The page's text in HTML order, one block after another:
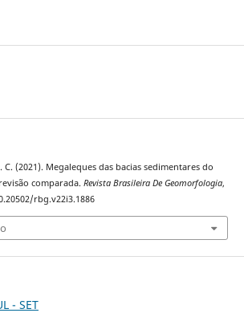
C. (2021). Megaleques das bacias sedimentares do
comparada. Revista Brasileira De Geomorfologia,
rbg.v22i3.1886
- SET